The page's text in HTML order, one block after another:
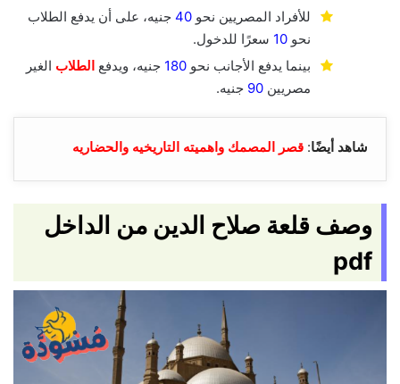
للأفراد المصريين نحو 40 جنيه، على أن يدفع الطلاب
نحو 10 سعرًا للدخول.
بينما يدفع الأجانب نحو 180 جنيه، ويدفع الطلاب الغير
مصريين 90 جنيه.
شاهد أيضًا: قصر المصمك واهميته التاريخيه والحضاريه
وصف قلعة صلاح الدين من الداخل
pdf